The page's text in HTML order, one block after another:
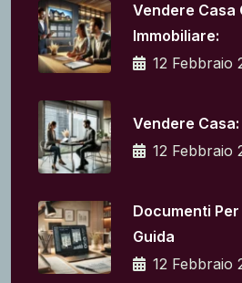
Vendere Casa
Immobiliare:
12 Febbraio
Vendere
12 Febbraio
Documenti
Guida
12 Febbraio